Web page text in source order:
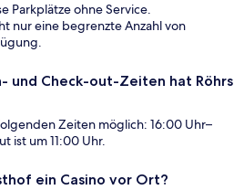
Parkplätze ohne Service.
nur eine begrenzte Anzahl von
und Check-out-Zeiten hat Röhrs
Zeiten möglich: 16:00 Uhr–
ist um 11:00 Uhr.
ein Casino vor Ort?